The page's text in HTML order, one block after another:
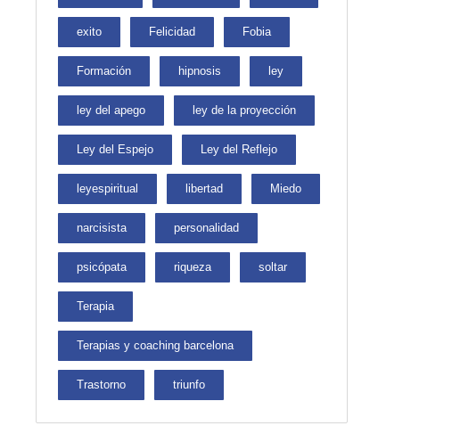
exito Felicidad Fobia
Formación hipnosis ley
ley del apego ley de la proyección
Ley del Espejo Ley del Reflejo
leyespiritual libertad Miedo
narcisista personalidad
psicópata riqueza soltar
Terapia
Terapias y coaching barcelona
Trastorno triunfo